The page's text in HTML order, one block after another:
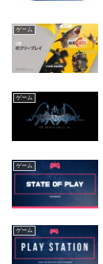
ゲーム
ゲーム
ゲーム
ゲーム